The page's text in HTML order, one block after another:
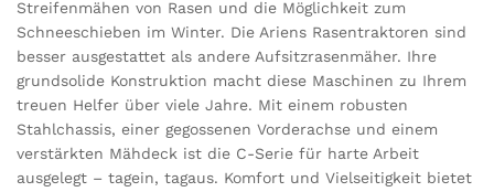
Streifenmähen von Rasen und die Möglichkeit zum
Schneeschieben im Winter. Die Ariens Rasentraktoren sind
besser ausgestattet als andere Aufsitzrasenmäher. Ihre
grundsolide Konstruktion macht diese Maschinen zu Ihrem
treuen Helfer über viele Jahre. Mit einem robusten
Stahlchassis, einer gegossenen Vorderachse und einem
verstärkten Mähdeck ist die C-Serie für harte Arbeit
ausgelegt – tagein, tagaus. Komfort und Vielseitigkeit bietet